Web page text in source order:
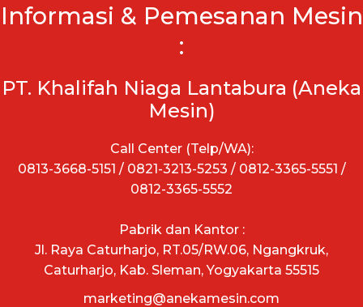
Informasi & Pemesanan Mesin
:
PT. Khalifah Niaga Lantabura (Aneka
Mesin)
Call Center (Telp/WA):
0813-3668-5151 / 0821-3213-5253 / 0812-3365-5551 /
0812-3365-5552
Pabrik dan Kantor :
Jl. Raya Caturharjo, RT.05/RW.06, Ngangkruk,
Caturharjo, Kab. Sleman, Yogyakarta 55515
marketing@anekamesin.com